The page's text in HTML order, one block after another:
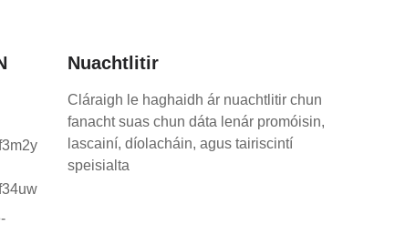
Nuachtlitir
Cláraigh le haghaidh ár nuachtlitir chun
fanacht suas chun dáta lenár promóisin,
lascainí, díolacháin, agus tairiscintí
speisialta